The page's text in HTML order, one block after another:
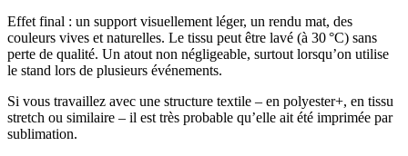
Effet final : un support visuellement léger, un rendu mat, des
couleurs vives et naturelles. Le tissu peut être lavé (à 30 °C) sans
perte de qualité. Un atout non négligeable, surtout lorsqu’on utilise
le stand lors de plusieurs événements.
Si vous travaillez avec une structure textile – en polyester+, en tissu
stretch ou similaire – il est très probable qu’elle ait été imprimée par
sublimation.